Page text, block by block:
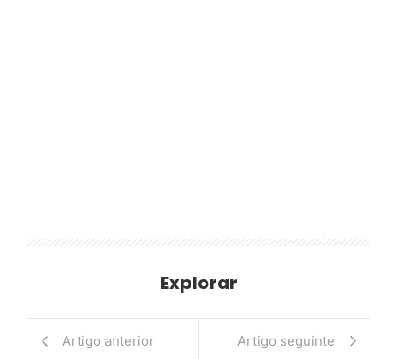
Explorar
Artigo anterior Artigo seguinte